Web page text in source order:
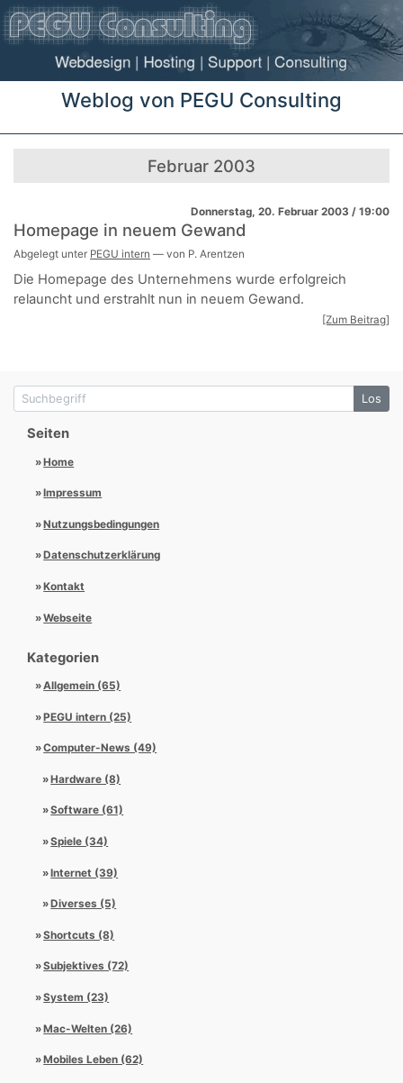
Weblog von PEGU Consulting
Februar 2003
Donnerstag, 20. Februar 2003 / 19:00
Homepage in neuem Gewand
Abgelegt unter PEGU intern — von P. Arentzen
Die Homepage des Unternehmens wurde erfolgreich
relauncht und erstrahlt nun in neuem Gewand.
[Zum Beitrag]
Suchbegriff Los
Seiten
Home
Impressum
Nutzungsbedingungen
Datenschutzerklärung
Kontakt
Webseite
Kategorien
Allgemein (65)
PEGU intern (25)
Computer-News (49)
Hardware (8)
Software (61)
Spiele (34)
Internet (39)
Diverses (5)
Shortcuts (8)
Subjektives (72)
System (23)
Mac-Welten (26)
Mobiles Leben (62)